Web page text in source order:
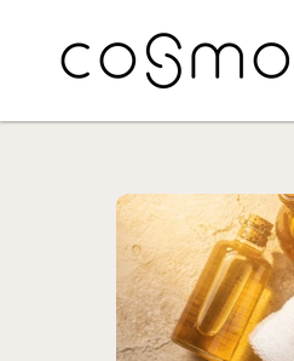
INDHOLD